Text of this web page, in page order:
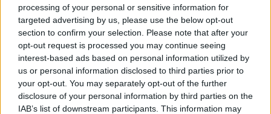
processing of your personal or sensitive information for
targeted advertising by us, please use the below opt-out
section to confirm your selection. Please note that after your
opt-out request is processed you may continue seeing
interest-based ads based on personal information utilized by
us or personal information disclosed to third parties prior to
your opt-out. You may separately opt-out of the further
disclosure of your personal information by third parties on the
IAB’s list of downstream participants. This information may
ULTIME NOTIZIE
Dalla festa al dramma: la morte di
Benedetta Marino e l’appello per
un futuro più sicuro per i giovani
1 ora fa
Calciomercato Roma: Gasperini